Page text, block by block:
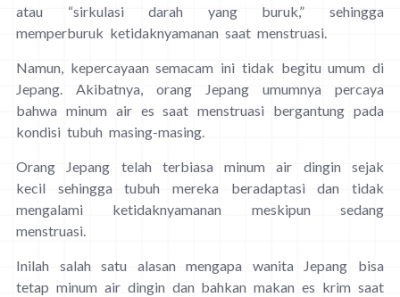
atau “sirkulasi darah yang buruk,” sehingga
memperburuk ketidaknyamanan saat menstruasi.
Namun, kepercayaan semacam ini tidak begitu umum di
Jepang. Akibatnya, orang Jepang umumnya percaya
bahwa minum air es saat menstruasi bergantung pada
kondisi tubuh masing-masing.
Orang Jepang telah terbiasa minum air dingin sejak
kecil sehingga tubuh mereka beradaptasi dan tidak
mengalami ketidaknyamanan meskipun sedang
menstruasi.
Inilah salah satu alasan mengapa wanita Jepang bisa
tetap minum air dingin dan bahkan makan es krim saat